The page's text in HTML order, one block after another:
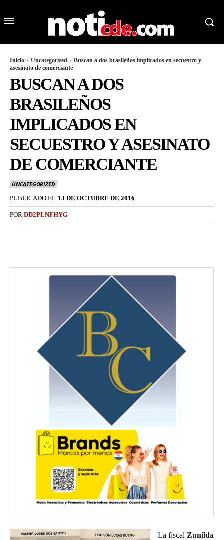
Inicio Uncategorized
Buscan a dos brasileños implicados en secuestro y
asesinato de comerciante
BUSCAN A DOS
BRASILEÑOS
IMPLICADOS EN
SECUESTRO Y ASESINATO
DE COMERCIANTE
UNCATEGORIZED
PUBLICADO EL 13 DE OCTUBRE DE 2016
POR DD2PLNFHYG
La fiscal Zunilda